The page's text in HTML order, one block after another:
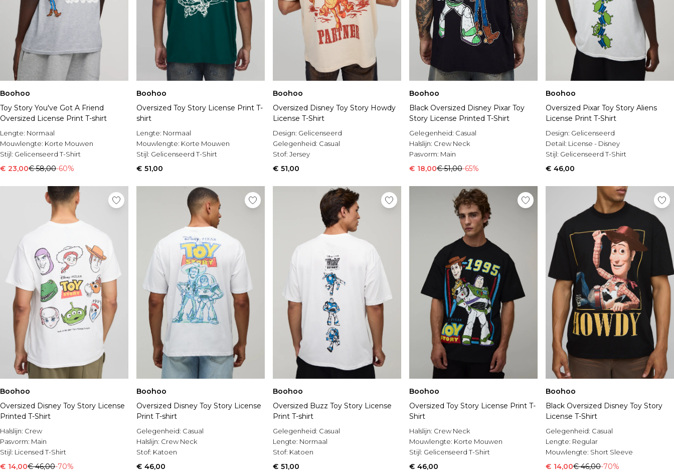
Boohoo
Toy Story You've Got A Friend
Oversized License Print T-shirt
Lengte: Normaal
Mouwlengte: Korte Mouwen
Stijl: Gelicenseerd T-Shirt
€ 23,00€ 58,00-60%
Boohoo
Oversized Toy Story License Print T-
shirt
Lengte: Normaal
Mouwlengte: Korte Mouwen
Stijl: Gelicenseerd T-Shirt
€ 51,00
Boohoo
Oversized Disney Toy Story Howdy
License T-Shirt
Design: Gelicenseerd
Gelegenheid: Casual
Stof: Jersey
€ 51,00
Boohoo
Black Oversized Disney Pixar Toy
Story License Printed T-Shirt
Gelegenheid: Casual
Halslijn: Crew Neck
Pasvorm: Main
€ 18,00€ 51,00-65%
Boohoo
Oversized Pixar Toy Story Aliens
License Print T-Shirt
Design: Gelicenseerd
Detail: License - Disney
Stijl: Gelicenseerd T-Shirt
€ 46,00
Boohoo
Oversized Disney Toy Story License
Printed T-Shirt
Halslijn: Crew
Pasvorm: Main
Stijl: Licensed T-Shirt
€ 14,00€ 46,00-70%
Boohoo
Oversized Disney Toy Story License
Print T-shirt
Gelegenheid: Casual
Halslijn: Crew Neck
Stof: Katoen
€ 46,00
Boohoo
Oversized Buzz Toy Story License
Print T-shirt
Gelegenheid: Casual
Lengte: Normaal
Stof: Katoen
€ 51,00
Boohoo
Oversized Toy Story License Print T-
Shirt
Halslijn: Crew Neck
Mouwlengte: Korte Mouwen
Stijl: Gelicenseerd T-Shirt
€ 46,00
Boohoo
Black Oversized Disney Toy Story
License T-Shirt
Gelegenheid: Casual
Lengte: Regular
Mouwlengte: Short Sleeve
€ 14,00€ 46,00-70%